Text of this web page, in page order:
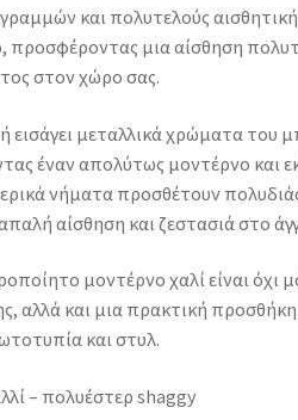
και πολυτελούς
προσφέροντας μια αίσθηση
στον χώρο σας.
εισάγει μεταλλικά χρώματα του
έναν απολύτως μοντέρνο και
νήματα προσθέτουν
αίσθηση και ζεστασιά στο
μοντέρνο χαλί είναι όχι
αλλά και μια πρακτική
και στυλ.
– πολυέστερ shaggy